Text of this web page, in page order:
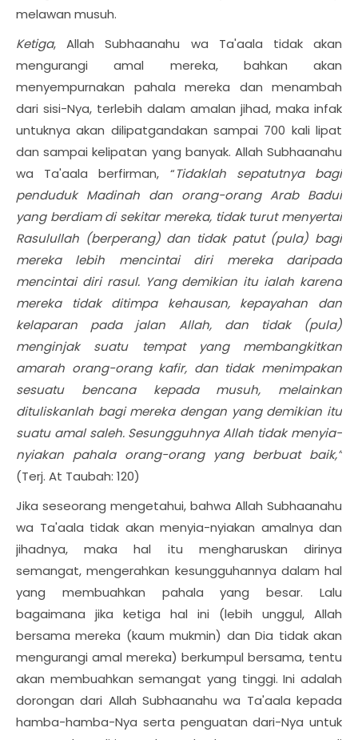
melawan musuh.
Ketiga, Allah Subhaanahu wa Ta'aala tidak akan
mengurangi amal mereka, bahkan akan
menyempurnakan pahala mereka dan menambah
dari sisi-Nya, terlebih dalam amalan jihad, maka infak
untuknya akan dilipatgandakan sampai 700 kali lipat
dan sampai kelipatan yang banyak. Allah Subhaanahu
wa Ta'aala berfirman, “Tidaklah sepatutnya bagi
penduduk Madinah dan orang-orang Arab Badui
yang berdiam di sekitar mereka, tidak turut menyertai
Rasulullah (berperang) dan tidak patut (pula) bagi
mereka lebih mencintai diri mereka daripada
mencintai diri rasul. Yang demikian itu ialah karena
mereka tidak ditimpa kehausan, kepayahan dan
kelaparan pada jalan Allah, dan tidak (pula)
menginjak suatu tempat yang membangkitkan
amarah orang-orang kafir, dan tidak menimpakan
sesuatu bencana kepada musuh, melainkan
dituliskanlah bagi mereka dengan yang demikian itu
suatu amal saleh. Sesungguhnya Allah tidak menyia-
nyiakan pahala orang-orang yang berbuat baik,”
(Terj. At Taubah: 120)
Jika seseorang mengetahui, bahwa Allah Subhaanahu
wa Ta'aala tidak akan menyia-nyiakan amalnya dan
jihadnya, maka hal itu mengharuskan dirinya
semangat, mengerahkan kesungguhannya dalam hal
yang membuahkan pahala yang besar. Lalu
bagaimana jika ketiga hal ini (lebih unggul, Allah
bersama mereka (kaum mukmin) dan Dia tidak akan
mengurangi amal mereka) berkumpul bersama, tentu
akan membuahkan semangat yang tinggi. Ini adalah
dorongan dari Allah Subhaanahu wa Ta'aala kepada
hamba-hamba-Nya serta penguatan dari-Nya untuk